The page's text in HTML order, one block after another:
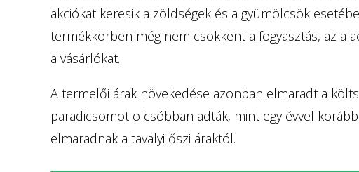
akciókat keresik a zöldségek és a gyümölcsök
termékkörben még nem csökkent a fogyasztás, az
a vásárlókat.
A termelői árak növekedése azonban elmaradt a
paradicsomot olcsóbban adták, mint egy évvel
elmaradnak a tavalyi őszi áraktól.